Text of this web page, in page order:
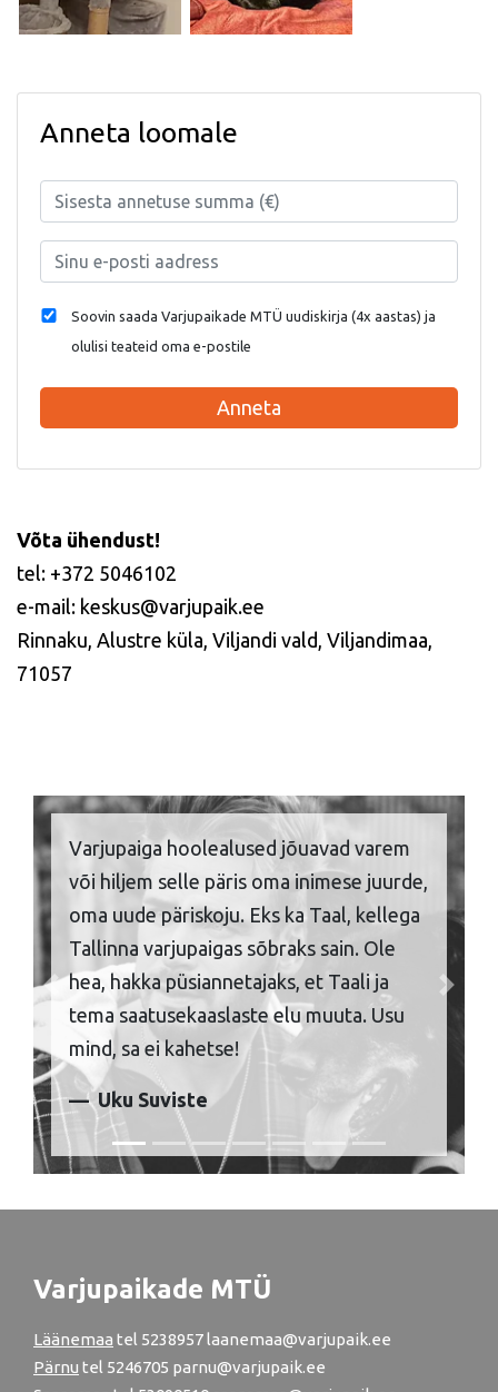
Anneta loomale
Soovin saada Varjupaikade MTÜ uudiskirja (4x aastas) ja
olulisi teateid oma e-postile
Anneta
Võta ühendust!
tel: +372 5046102
e-mail: keskus@varjupaik.ee
Rinnaku, Alustre küla, Viljandi vald, Viljandimaa,
71057
Varjupaiga hoolealused jõuavad varem
või hiljem selle päris oma inimese juurde,
oma uude päriskoju. Eks ka Taal, kellega
Tallinna varjupaigas sõbraks sain. Ole
hea, hakka püsiannetajaks, et Taali ja
tema saatusekaaslaste elu muuta. Usu
mind, sa ei kahetse!
Uku Suviste
Previous Next
Varjupaikade MTÜ
Läänemaa tel 5238957 laanemaa@varjupaik.ee
Pärnu tel 5246705 parnu@varjupaik.ee